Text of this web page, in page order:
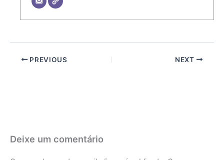
PREVIOUS NEXT
Deixe um comentário